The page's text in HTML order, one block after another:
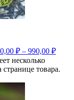
₽ – 990,00 ₽
несколько
товара.